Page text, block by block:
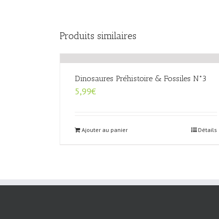
Produits similaires
Dinosaures Préhistoire & Fossiles N°3
5,99€
Ajouter au panier Détails